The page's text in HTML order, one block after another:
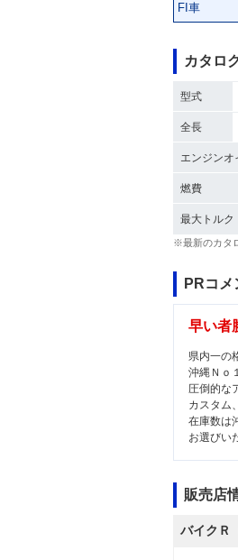
FI車
カタロ
型式
全長
エンジンオ
燃費
最大トルク
※最新のカタ
PRコメ
早い者
県内一の
沖縄Ｎｏ
圧倒的な
カスタム
在庫数は
お選びい
販売店
バイクＲ